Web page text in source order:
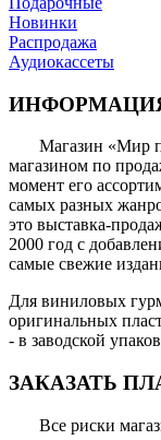
Новинки
Распродажа
Аудиокассеты
Магазин «Мир
магазином по
момент его
самых разных
это выставка-
2000 год с
самые свежие
Для виниловых
оригинальных
- в заводской
ЗАКАЗАТЬ
Все риски